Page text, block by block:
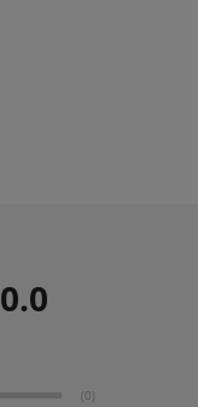
0.0
(0)